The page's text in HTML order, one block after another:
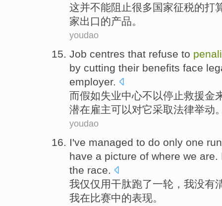
这并不能阻止很多 国家征税的打
家出口的产品。
youdao
Job centres that refuse to
by cutting their benefits face
employer.
而假如失业中心不以停止救援金
潜在雇主可以对它采取法律举动
youdao
I've managed to do only one
have a picture of where we are.
the race.
我仅仅 用干肽跑了一轮 ，我没有
我在比赛中的表现。